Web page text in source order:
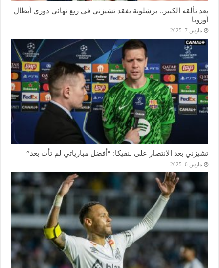
بعد تألقه الكبير.. برشلونة يفقد تشيزني في ربع نهائي دوري أبطال
أوروبا
مارس 7, 2025
تشيزني بعد الانتصار على بنفيكا: “أفضل مبارياتي لم تأت بعد”
مارس 6, 2025